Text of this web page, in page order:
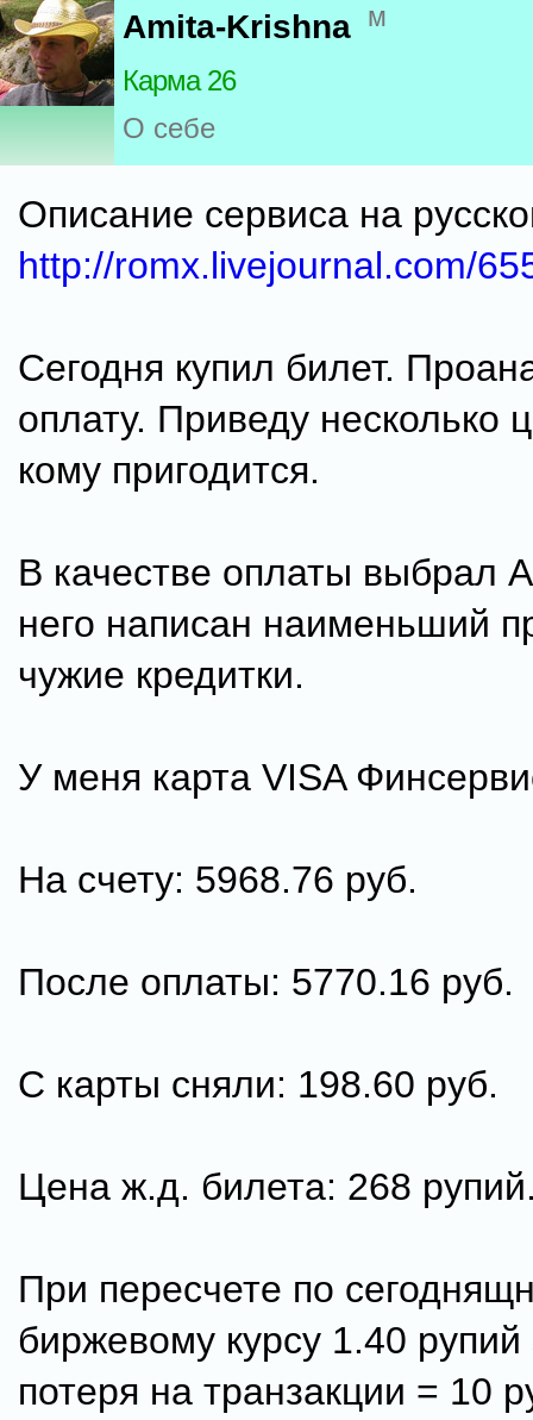
Amita-Krishna м
Карма 26
О себе
Описание сервиса на
http://romx.livejournal.com/
Сегодня купил билет.
оплату. Приведу несколько
кому пригодится.
В качестве оплаты выбрал
него написан наименьший
чужие кредитки.
У меня карта VISA
На счету: 5968.76 руб.
После оплаты: 5770.16 руб.
С карты сняли: 198.60 руб.
Цена ж.д. билета: 268
При пересчете по
биржевому курсу 1.40 рупий
потеря на транзакции = 10